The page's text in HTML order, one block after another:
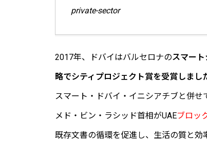
private-sector
2017年、ドバイはバルセロナのスマー
略でシティプロジェクト賞を受賞しまし
スマート・ドバイ・イニシアチブと併
メド・ビン・ラシッド首相がUAEブロッ
既存文書の循環を促進し、生活の質と効